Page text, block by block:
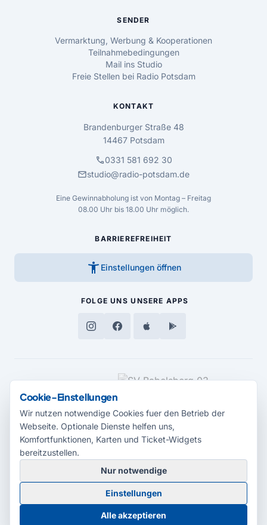
SENDER
Vermarktung, Werbung & Kooperationen
Teilnahmebedingungen
Mail ins Studio
Freie Stellen bei Radio Potsdam
KONTAKT
Brandenburger Straße 48
14467 Potsdam
call0331 581 692 30
mailstudio@radio-potsdam.de
Eine Gewinnabholung ist von Montag – Freitag
08.00 Uhr bis 18.00 Uhr möglich.
BARRIEREFREIHEIT
accessibility_new Einstellungen öffnen
FOLGE UNS UNSERE APPS
MEDIENPARTNER
© 2026 Radio Potsdam. Webseite entwickelt durch dieMedienagentur
Babelsberg
BarrierefreiheitserklärungAGBDatenschutzImpressum
Cookie-Einstellungen
Cookie-Einstellungen
Wir nutzen notwendige Cookies fuer den Betrieb der
Webseite. Optionale Dienste helfen uns,
Komfortfunktionen, Karten und Ticket-Widgets
bereitzustellen.
Nur notwendige
Einstellungen
Alle akzeptieren